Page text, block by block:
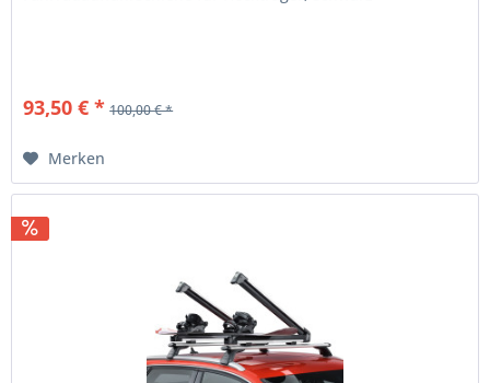
93,50 € * 100,00 € *
Merken